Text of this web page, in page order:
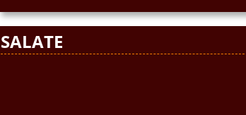
SALATE